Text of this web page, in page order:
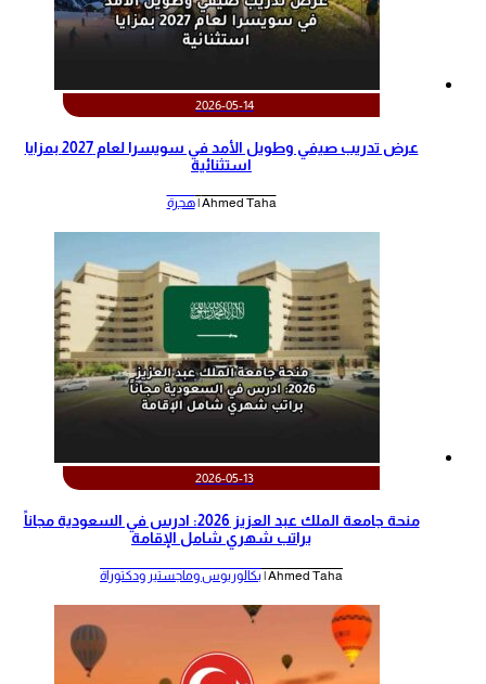
2026-05-14
عرض تدريب صيفي وطويل الأمد في سويسرا لعام 2027 بمزايا
استثنائية
Ahmed Taha | هجرة
2026-05-13
منحة جامعة الملك عبد العزيز 2026: ادرس في السعودية مجاناً
براتب شهري شامل الإقامة
Ahmed Taha | بكالوريوس وماجستير ودكتوراة